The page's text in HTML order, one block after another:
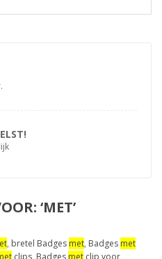
‘MET’
, bretel Badges met, Badges met
clips, Badges met clip voor,